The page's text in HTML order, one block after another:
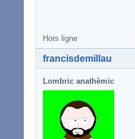
Hors ligne
francisdemillau
Lombric anathèmic